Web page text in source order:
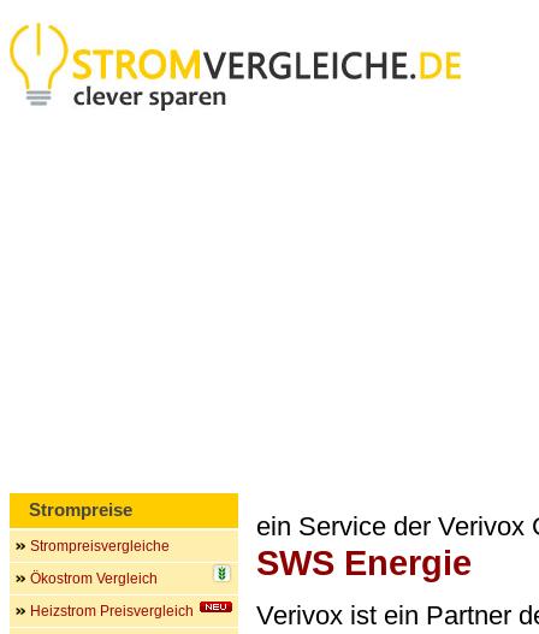
ein Service der Verivox
SWS Energie
Verivox ist ein Partner
Strompreise
Strompreisvergleiche
Ökostrom Vergleich
Heizstrom Preisvergleich